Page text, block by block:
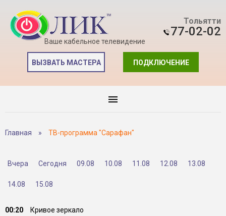
Ваше кабельное телевидение
Тольятти
77-02-02
ПОДКЛЮЧЕНИЕ
ВЫЗВАТЬ МАСТЕРА
Главная » ТВ-программа "Сарафан"
Вчера Сегодня 09.08 10.08 11.08 12.08 13.08
14.08 15.08
00:20
Кривое зеркало